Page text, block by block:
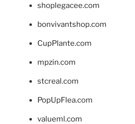
shoplegacee.com
bonvivantshop.com
CupPlante.com
mpzin.com
stcreal.com
PopUpFlea.com
valueml.com